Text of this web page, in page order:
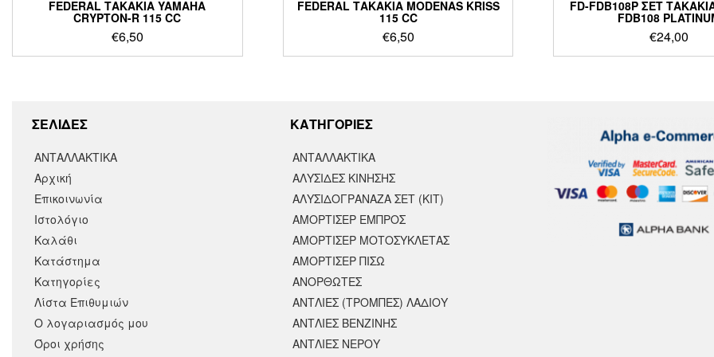
FEDERAL ΤΑΚΑΚΙΑ YAMAHA
CRYPTON-R 115 CC
€6,50
FEDERAL ΤΑΚΑΚΙΑ MODENAS KRISS
115 CC
€6,50
FD-FDB108P ΣΕΤ
FDB108
€24,00
ΣΕΛΙΔΕΣ
ΑΝΤΑΛΛΑΚΤΙΚΑ
Αρχική
Επικοινωνία
Ιστολόγιο
Καλάθι
Κατάστημα
Κατηγορίες
Λίστα Επιθυμιών
Ο λογαριασμός μου
Όροι χρήσης
KΑΤΗΓΟΡΙΕΣ
ΑΝΤΑΛΛΑΚΤΙΚΆ
ΑΛΥΣΙΔΕΣ ΚΙΝΗΣΗΣ
ΑΛΥΣΙΔΟΓΡΑΝΑΖΑ ΣΕΤ (ΚΙΤ)
ΑΜΟΡΤΙΣΕΡ ΕΜΠΡΟΣ
ΑΜΟΡΤΙΣΈΡ ΜΟΤΟΣΥΚΛΈΤΑΣ
ΑΜΟΡΤΙΣΕΡ ΠΙΣΩ
ΑΝΟΡΘΩΤΕΣ
ΑΝΤΛΙΕΣ (ΤΡΟΜΠΕΣ) ΛΑΔΙΟΥ
ΑΝΤΛΙΕΣ ΒΕΝΖΙΝΗΣ
ΑΝΤΛΙΕΣ ΝΕΡΟΥ